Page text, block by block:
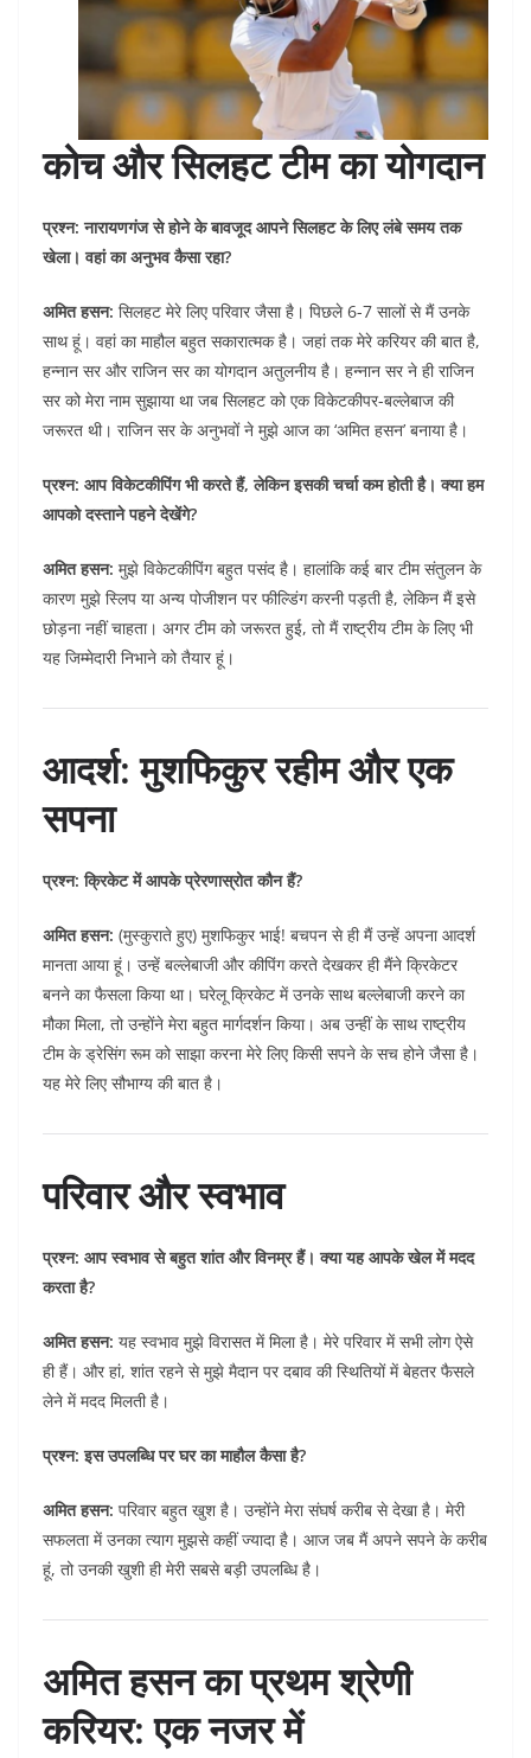
कोच और सिलहट टीम का योगदान
प्रश्न: नारायणगंज से होने के बावजूद आपने सिलहट के लिए लंबे समय तक
खेला। वहां का अनुभव कैसा रहा?
अमित हसन: सिलहट मेरे लिए परिवार जैसा है। पिछले 6-7 सालों से मैं उनके
साथ हूं। वहां का माहौल बहुत सकारात्मक है। जहां तक मेरे करियर की बात है,
हन्नान सर और राजिन सर का योगदान अतुलनीय है। हन्नान सर ने ही राजिन
सर को मेरा नाम सुझाया था जब सिलहट को एक विकेटकीपर-बल्लेबाज की
जरूरत थी। राजिन सर के अनुभवों ने मुझे आज का ‘अमित हसन’ बनाया है।
प्रश्न: आप विकेटकीपिंग भी करते हैं, लेकिन इसकी चर्चा कम होती है। क्या हम
आपको दस्ताने पहने देखेंगे?
अमित हसन: मुझे विकेटकीपिंग बहुत पसंद है। हालांकि कई बार टीम संतुलन के
कारण मुझे स्लिप या अन्य पोजीशन पर फील्डिंग करनी पड़ती है, लेकिन मैं इसे
छोड़ना नहीं चाहता। अगर टीम को जरूरत हुई, तो मैं राष्ट्रीय टीम के लिए भी
यह जिम्मेदारी निभाने को तैयार हूं।
आदर्श: मुशफिकुर रहीम और एक
सपना
प्रश्न: क्रिकेट में आपके प्रेरणास्रोत कौन हैं?
अमित हसन: (मुस्कुराते हुए) मुशफिकुर भाई! बचपन से ही मैं उन्हें अपना आदर्श
मानता आया हूं। उन्हें बल्लेबाजी और कीपिंग करते देखकर ही मैंने क्रिकेटर
बनने का फैसला किया था। घरेलू क्रिकेट में उनके साथ बल्लेबाजी करने का
मौका मिला, तो उन्होंने मेरा बहुत मार्गदर्शन किया। अब उन्हीं के साथ राष्ट्रीय
टीम के ड्रेसिंग रूम को साझा करना मेरे लिए किसी सपने के सच होने जैसा है।
यह मेरे लिए सौभाग्य की बात है।
परिवार और स्वभाव
प्रश्न: आप स्वभाव से बहुत शांत और विनम्र हैं। क्या यह आपके खेल में मदद
करता है?
अमित हसन: यह स्वभाव मुझे विरासत में मिला है। मेरे परिवार में सभी लोग ऐसे
ही हैं। और हां, शांत रहने से मुझे मैदान पर दबाव की स्थितियों में बेहतर फैसले
लेने में मदद मिलती है।
प्रश्न: इस उपलब्धि पर घर का माहौल कैसा है?
अमित हसन: परिवार बहुत खुश है। उन्होंने मेरा संघर्ष करीब से देखा है। मेरी
सफलता में उनका त्याग मुझसे कहीं ज्यादा है। आज जब मैं अपने सपने के करीब
हूं, तो उनकी खुशी ही मेरी सबसे बड़ी उपलब्धि है।
अमित हसन का प्रथम श्रेणी
करियर: एक नजर में